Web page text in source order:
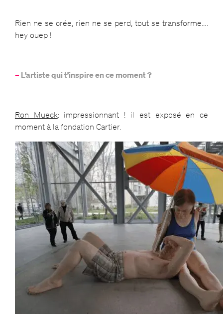
Rien ne se crée, rien ne se perd, tout se transforme….
hey ouep !
– L’artiste qui t’inspire en ce moment ?
Ron Mueck: impressionnant ! il est exposé en ce
moment à la fondation Cartier.